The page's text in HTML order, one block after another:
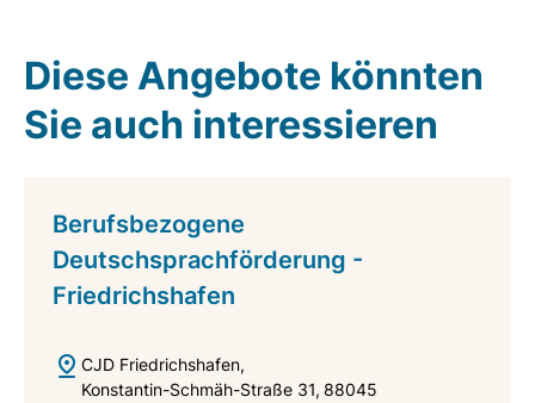
Diese Angebote könnten
Sie auch interessieren
Berufsbezogene
Deutschsprachförderung -
Friedrichshafen
CJD Friedrichshafen
Konstantin-Schmäh-Straße 31 88045